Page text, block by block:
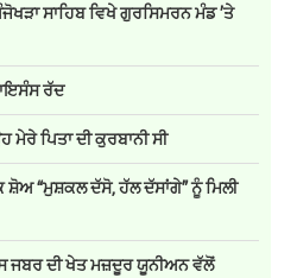
ਸਾਹਿਬ ਵਿਖੇ ਗੁਰਸਿਮਰਨ ਮੰਡ ’ਤੇ
ਰੱਦ
ਮੇਰੇ ਪਿਤਾ ਦੀ ਕੁਰਬਾਨੀ ਸੀ
“ਮੁਸ਼ਕਲ ਦੱਸੋ, ਹੱਲ ਦੱਸਾਂਗੇ” ਨੂੰ ਮਿਲੀ
ਜਬਰ ਦੀ ਖੇਤ ਮਜ਼ਦੂਰ ਯੂਨੀਅਨ ਵੱਲੋਂ